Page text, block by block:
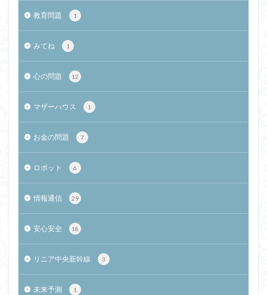
教育問題 1
みてね 1
心の問題 12
マザーハウス 1
お金の問題 7
ロボット 6
情報通信 29
安心安全 18
リニア中央新幹線 3
未来予測 1